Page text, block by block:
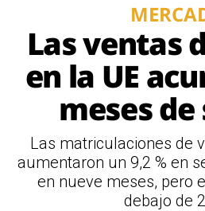
Las ventas
en la UE
meses
Las matriculaciones de
aumentaron un 9,2 % en
en nueve meses, pero
debajo de